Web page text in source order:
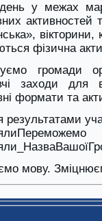
у межах
активностей
фізична
громади
заходи для
формати та
результатами
мову.